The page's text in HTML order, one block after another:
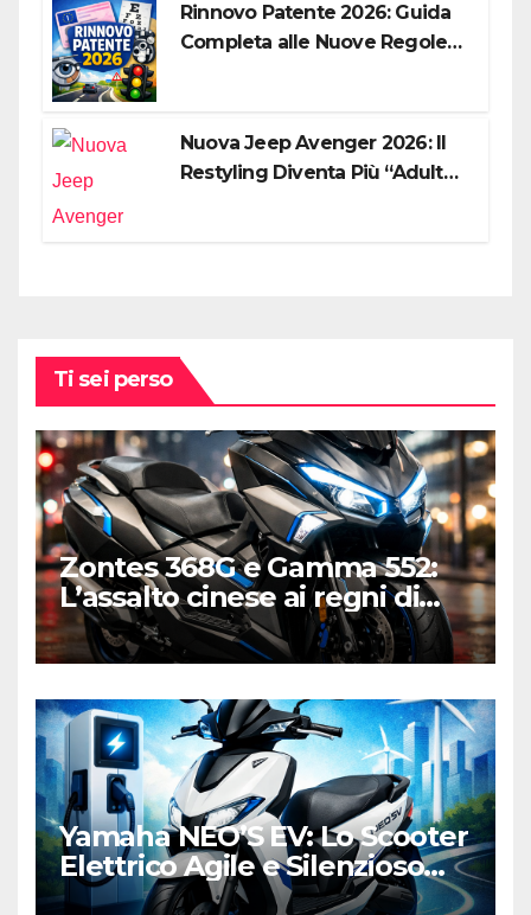
Rinnovo Patente 2026: Guida
Completa alle Nuove Regole,
Nuova Jeep Avenger 2026: Il
Restyling Diventa Più “Adulto”,
Ti sei perso
Zontes 368G e Gamma 552:
L’assalto cinese ai regni di
Honda e Yamaha
Yamaha NEO’S EV: Lo Scooter
Elettrico Agile e Silenzioso
per la Città